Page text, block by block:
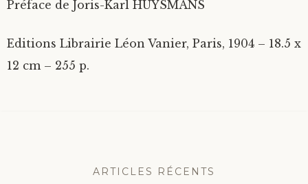
Préface de Joris-Karl HUYSMANS
Editions Librairie Léon Vanier, Paris, 1904 – 18.5 x
12 cm – 255 p.
ARTICLES RÉCENTS